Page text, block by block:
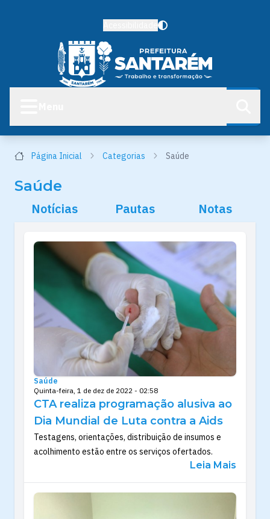
Página Inicial Categorias Saúde
Saúde
Notícias Pautas Notas
Saúde
Quinta-feira, 1 de dez de 2022 - 02:58
CTA realiza programação alusiva ao
Dia Mundial de Luta contra a Aids
Testagens, orientações, distribuição de insumos e
acolhimento estão entre os serviços ofertados.
Leia Mais